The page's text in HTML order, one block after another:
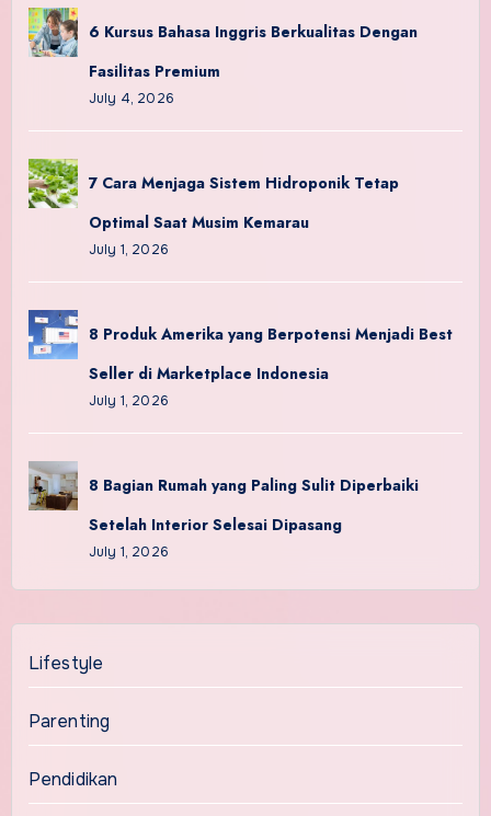
6 Kursus Bahasa Inggris Berkualitas Dengan
Fasilitas Premium
July 4, 2026
7 Cara Menjaga Sistem Hidroponik Tetap
Optimal Saat Musim Kemarau
July 1, 2026
8 Produk Amerika yang Berpotensi Menjadi Best
Seller di Marketplace Indonesia
July 1, 2026
8 Bagian Rumah yang Paling Sulit Diperbaiki
Setelah Interior Selesai Dipasang
July 1, 2026
Lifestyle
Parenting
Pendidikan